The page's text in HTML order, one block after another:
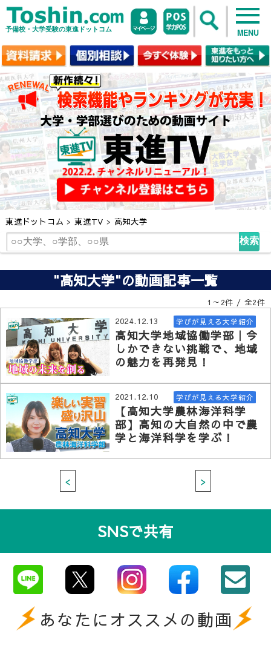
予備校・大学受験の東進ドットコム MENU
東進ドットコム > 東進TV > 高知大学
検索
"高知大学"の動画記事一覧
1～2件 / 全2件
2024.12.13 学びが見える大学紹介
高知大学地域協働学部｜今
しかできない挑戦で、地域
の魅力を再発見！
2021.12.10 学びが見える大学紹介
【高知大学農林海洋科学
部】高知の大自然の中で農
学と海洋科学を学ぶ！
< >
SNSで共有
あなたにオススメの動画